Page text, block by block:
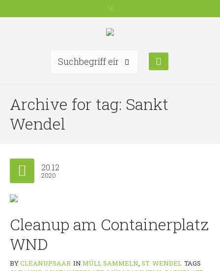
Archive for tag: Sankt
Wendel
20.12
2020
Cleanup am Containerplatz
WND
BYCLEANUPSAAR IN MÜLL SAMMELN, ST. WENDEL TAGS